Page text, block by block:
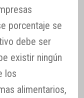
porcentaje se
debe ser
existir ningún
los
alimentarios,